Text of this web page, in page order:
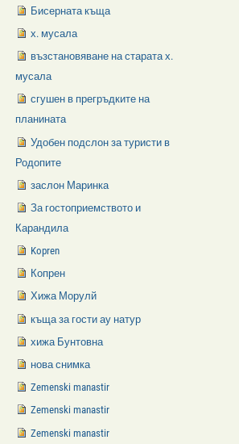
Бисерната къща
х. мусала
възстановяване на старата х.
мусала
сгушен в прегръдките на
планината
Удобен подслон за туристи в
Родопите
заслон Маринка
За гостоприемството и
Карандила
Kopren
Копрен
Хижа Морулй
къща за гости ау натур
хижа Бунтовна
нова снимка
Zemenski manastir
Zemenski manastir
Zemenski manastir